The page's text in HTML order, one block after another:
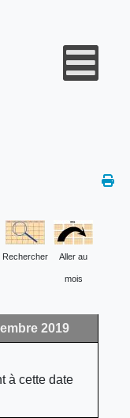
Rechercher Aller au
mois
2019
à cette date